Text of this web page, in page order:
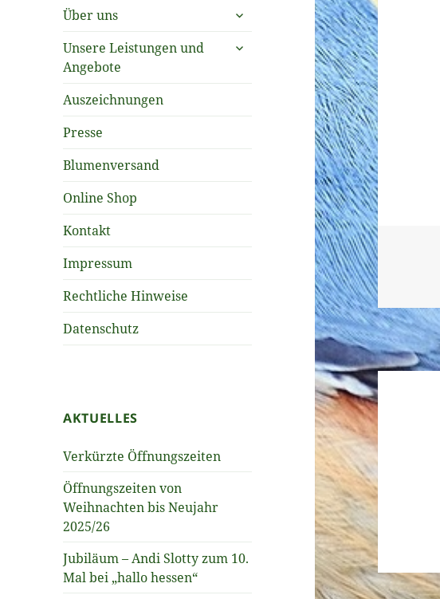
Über uns
untermenü
öffnen
Unsere Leistungen und
Angebote
untermenü
Auszeichnungen
Presse
Blumenversand
Online Shop
Kontakt
Impressum
Rechtliche Hinweise
Datenschutz
AKTUELLES
Verkürzte Öffnungszeiten
Öffnungszeiten von
Weihnachten bis Neujahr
2025/26
Jubiläum – Andi Slotty zum 10.
Mal bei „hallo hessen“